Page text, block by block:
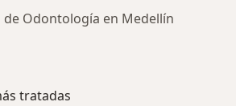
de Odontología en Medellín
tratadas